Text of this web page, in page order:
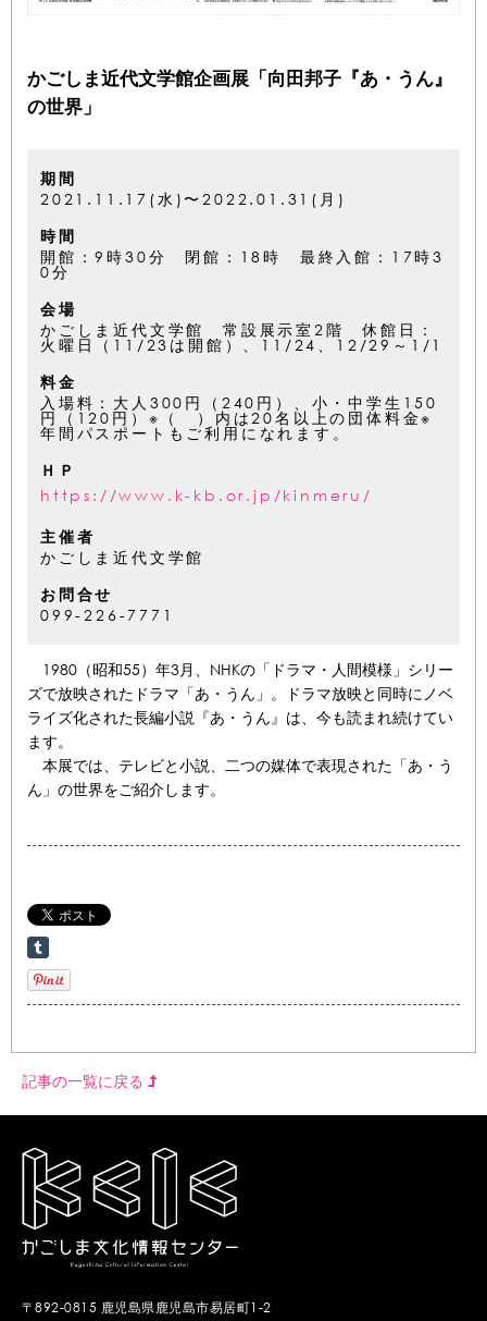
かごしま近代文学館企画展「向田邦子『あ・うん』
の世界」
期間
2021.11.17(水)〜2022.01.31(月)
時間
開館：9時30分 閉館：18時 最終入館：17時3
0分
会場
かごしま近代文学館 常設展示室2階 休館日：
火曜日（11/23は開館）、11/24、12/29～1/1
料金
入場料：大人300円（240円）、小・中学生150
円（120円）※（ ）内は20名以上の団体料金※
年間パスポートもご利用になれます。
ＨＰ
https://www.k-kb.or.jp/kinmeru/
主催者
かごしま近代文学館
お問合せ
099-226-7771
1980（昭和55）年3月、NHKの「ドラマ・人間模様」シリー
ズで放映されたドラマ「あ・うん」。ドラマ放映と同時にノベ
ライズ化された長編小説『あ・うん』は、今も読まれ続けてい
ます。
本展では、テレビと小説、二つの媒体で表現された「あ・う
ん」の世界をご紹介します。
記事の一覧に戻る
〒892-0815 鹿児島県鹿児島市易居町1-2